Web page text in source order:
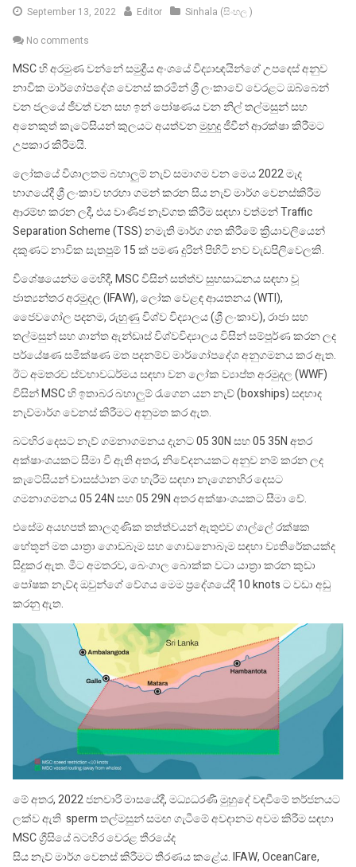
September 13, 2022September
Editor
Sinhala (සිංහල )
No comments
MSC හි අරමුණ වන්නේ සමුද්‍රීය අංශයේ විද්‍යාඥයින්ගේ උපදෙස් අනුව
නාවික මාර්ගෝපදේශ වෙනස් කරමින් ශ්‍රී ලංකාවේ වෙරළට ඔබ්බෙන්
වන ජලයේ ජීවත් වන සහ ඉන් පෝෂණය වන නිල් තල්මසුන් සහ
අනෙකුත් කැටේසියන් කුලයට අයත්වන මුහුදු ජීවීන් ආරක්ෂා කිරීමට
උපකාර කිරීමයි.
ලෝකයේ විශාලතම බහාලුම් නැව් සමාගම වන මෙය 2022 මැද
භාගයේදී ශ්‍රී ලංකාව හරහා ගමන් කරන සිය නැව් මාර්ග වෙනස්කිරීම
ආරම්භ කරන ලදී, එය වාණිජ නැව්ගත කිරීම සඳහා වත්මන් Traffic
Separation Scheme (TSS) නමැති මාර්ග ගත කිරීමේ ක්‍රියාවලියෙන්
දකුණට නාවික සැතපුම් 15 ක් පමණ දුරින් පිහිටි නව වැඩපිලිවෙලකි.
විශේෂයෙන්ම මෙහිදී, MSC විසින් සත්ත්ව සුභසාධනය සඳහා වූ
ජාත්‍යන්තර අරමුදල (IFAW), ලෝක වෙළඳ ආයතනය (WTI),
ජෛවගෝල පදනම, රුහුණු විශ්ව විද්‍යාලය (ශ්‍රී ලංකාව), රාජා සහ
තල්මසුන් සහ ශාන්ත ඇන්ඩෘස් විශ්වවිද්‍යාලය විසින් සම්පූර්ණ කරන ලද
පර්යේෂණ සමීක්ෂණ මත පදනම්ව මාර්ගෝපදේශ අනුගමනය කර ඇත.
ඊට අමතරව ස්වභාවධර්මය සඳහා වන ලෝක ව්‍යාප්ත අරමුදල (WWF)
විසින් MSC හි ඉතාබර බහාලුම් රැගෙන යන නැව් (boxships) සඳහාද
නැව්මාර්ග වෙනස් කිරීමට අනුමත කර ඇත.
බටහිර දෙසට නැව් ගමනාගමනය දැනට 05 30N සහ 05 35N අතර
අක්ෂාංශයකට සීමා වී ඇති අතර, නිවේදනයකට අනුව නම් කරන ලද
කැටේසියන් වාසස්ථාන මග හැරීම සඳහා නැගෙනහිර දෙසට
ගමනාගමනය 05 24N සහ 05 29N අතර අක්ෂාංශයකට සීමා වේ.
එසේම අයහපත් කාලගුණික තත්ත්වයන් ඇතුළුව ගාල්ලේ රක්ෂක
හේතූන් මත යාත්‍රා ගොඩබෑම සහ ගොඩනොබෑම සඳහා ව්‍යතිරේකයක්ද
සිදුකර ඇත. මීට අමතරව, බෙංගාල බොක්ක වටා යාත්‍රා කරන කුඩා
පෝෂක නැව්ද ඔවුන්ගේ වේගය මෙම ප්‍රදේශයේදී 10 knots ට වඩා අඩු
කරනු ඇත.
මේ අතර, 2022 ජනවාරි මාසයේදී, මධ්‍යධරණී මුහුදේ වඳවීමේ තර්ජනයට
ලක්ව ඇති sperm තල්මසුන් සමඟ ගැටීමේ අවදානම අවම කිරීම සඳහා
MSC ග්‍රීසියේ බටහිර වෙරළ තීරයේද
සිය නැව් මාර්ග වෙනස් කිරීමට තීරණය කළේය. IFAW, OceanCare,